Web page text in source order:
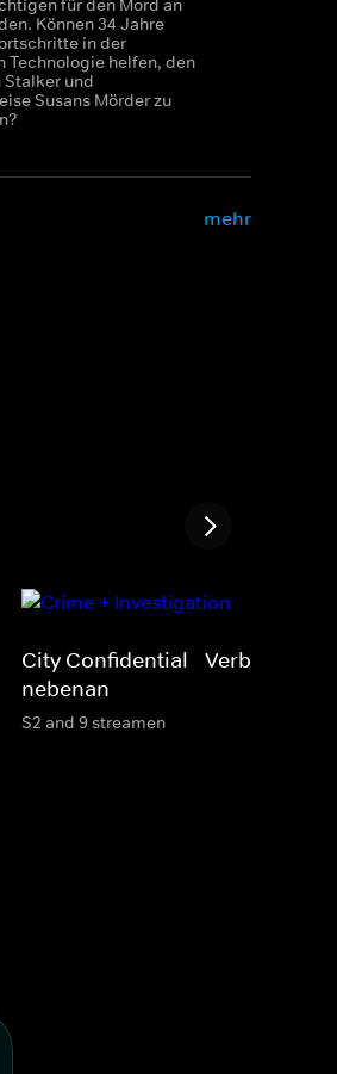
für den Mord an
Können 34 Jahre
in der
Technologie helfen, den
und
Susans Mörder zu
mehr
City Confidential - Verbrechen
nebenan
S2 and 9 streamen